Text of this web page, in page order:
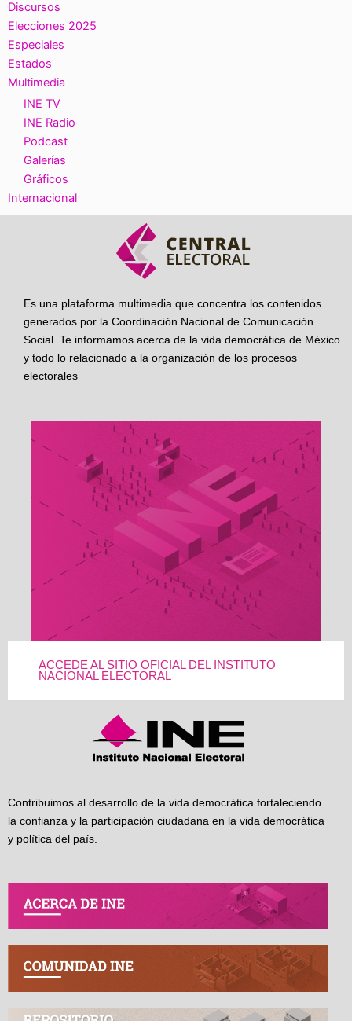
Discursos
Elecciones 2025
Especiales
Estados
Multimedia
INE TV
INE Radio
Podcast
Galerías
Gráficos
Internacional
Es una plataforma multimedia que concentra los contenidos
generados por la Coordinación Nacional de Comunicación
Social. Te informamos acerca de la vida democrática de México
y todo lo relacionado a la organización de los procesos
electorales
ACCEDE AL SITIO OFICIAL DEL INSTITUTO
NACIONAL ELECTORAL
Contribuimos al desarrollo de la vida democrática fortaleciendo
la confianza y la participación ciudadana en la vida democrática
y política del país.